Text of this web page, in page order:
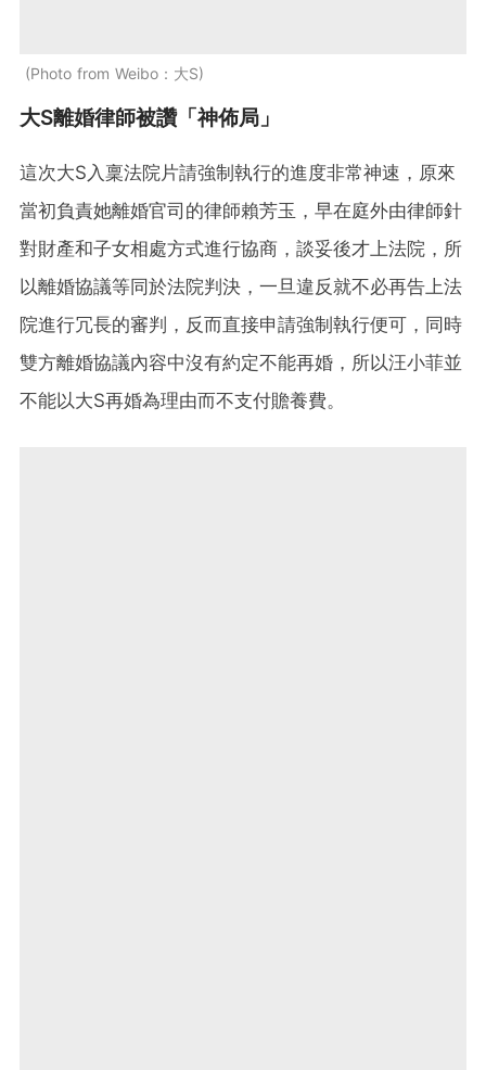
Photo from Weibo：大S
大S離婚律師被讚「神佈局」
這次大S入稟法院片請強制執行的進度非常神速，原來
當初負責她離婚官司的律師賴芳玉，早在庭外由律師針
對財產和子女相處方式進行協商，談妥後才上法院，所
以離婚協議等同於法院判決，一旦違反就不必再告上法
院進行冗長的審判，反而直接申請強制執行便可，同時
雙方離婚協議內容中沒有約定不能再婚，所以汪小菲並
不能以大S再婚為理由而不支付贍養費。